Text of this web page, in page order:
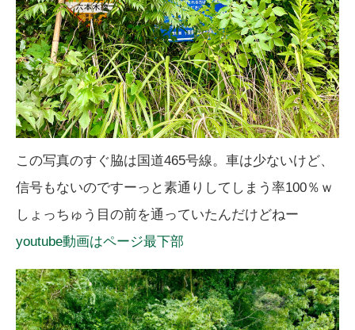
この写真のすぐ脇は国道465号線。車は少ないけど、
信号もないのですーっと素通りしてしまう率100％ｗ
しょっちゅう目の前を通っていたんだけどねー
youtube動画はページ最下部